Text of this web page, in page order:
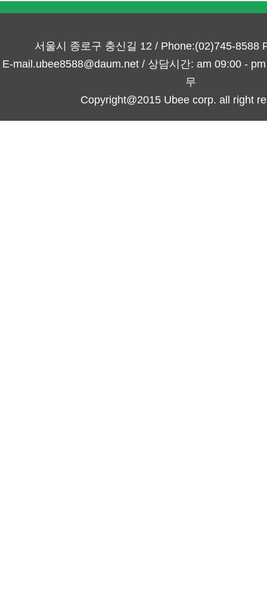
서울시 종로구 충신길 12 / Phone:(02)745-8588
E-mail.ubee8588@daum.net / 상담시간: am 09:00 -
무
Copyright@2015 Ubee corp. all right